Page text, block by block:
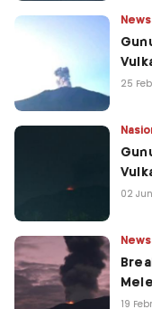
News
25
02
News
19